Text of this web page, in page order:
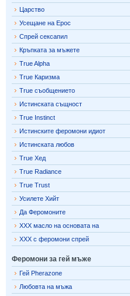
Царство
Усещане на Ерос
Спрей сексапил
Кръпката за мъжете
True Alpha
True Каризма
True съобщението
Истинската същност
True Instinct
Истинските феромони идиот
Истинската любов
True Хед
True Radiance
True Trust
Усилете Хийт
Да Феромоните
XXX масло на основата на
XXX с феромони спрей
Феромони за гей мъже
Гей Pherazone
Любовта на мъжа